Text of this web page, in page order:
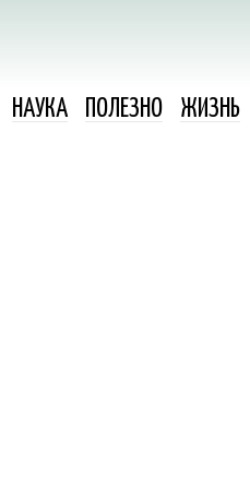
НАУКА ПОЛЕЗНО ЖИЗНЬ